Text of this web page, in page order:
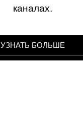
каналах.
УЗНАТЬ БОЛЬШЕ